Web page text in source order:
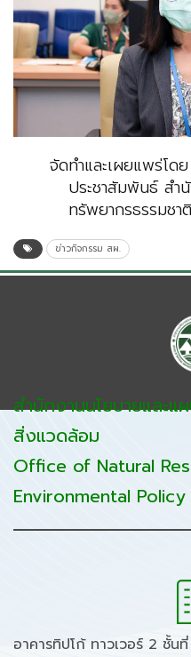
จัดทำและเผยแพร่โด
ประชาสัมพันธ์ สำ
ทรัพยากรธรรมช
ข่าวกิจกรรม สผ.
สำนักงานนโยบายและแ
สิ่งแวดล้อม
Office of Natural
Environmental
อาคารทิปโก้ ทาวเวอร์ 2 ชั้น